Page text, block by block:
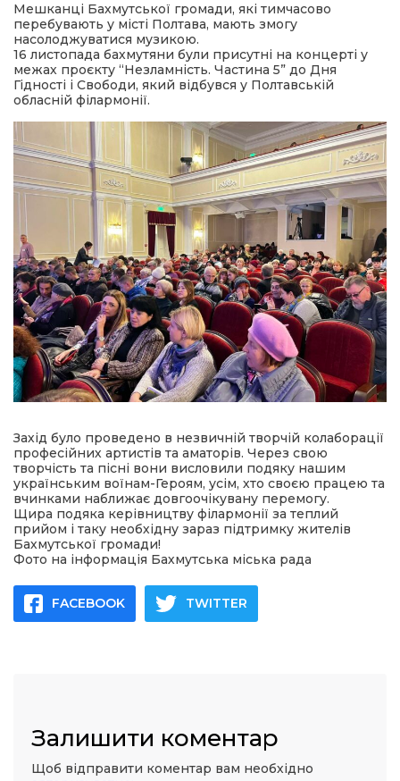
політика
місія
Мешканці Бахмутської громади, які тимчасово
перебувають у місті Полтава, мають змогу
насолоджуватися музикою.
16 листопада бахмутяни були присутні на концерті у
межах проєкту “Незламність. Частина 5” до Дня
Гідності і Свободи, який відбувся у Полтавській
обласній філармонії.
Захід було проведено в незвичній творчій колаборації
професійних артистів та аматорів. Через свою
творчість та пісні вони висловили подяку нашим
українським воїнам-Героям, усім, хто своєю працею та
вчинками наближає довгоочікувану перемогу.
Щира подяка керівництву філармонії за теплий
прийом і таку необхідну зараз підтримку жителів
Бахмутської громади!
Фото на інформація Бахмутська міська рада
FACEBOOK TWITTER
Залишити коментар
Щоб відправити коментар вам необхідно